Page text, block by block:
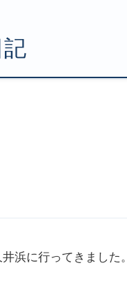
浜に行ってきました。